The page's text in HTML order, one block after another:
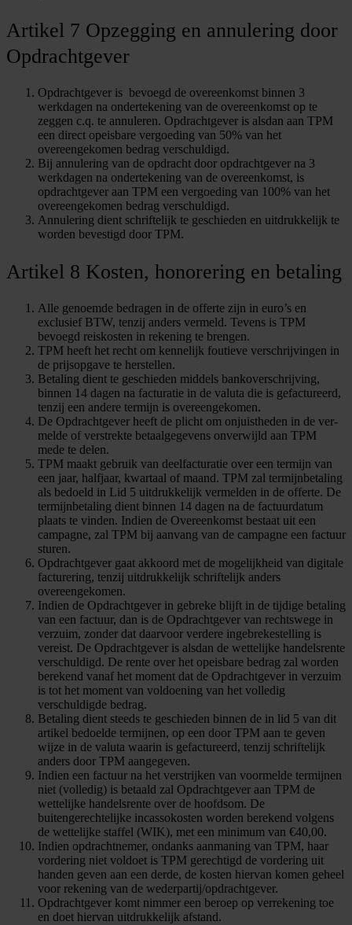
Artikel 7 Opzegging en annulering door
Opdrachtgever
Opdrachtgever is bevoegd de overeenkomst binnen 3
werkdagen na ondertekening van de overeenkomst op te
zeggen c.q. te annuleren. Opdrachtgever is alsdan aan TPM
een direct opeisbare vergoeding van 50% van het
overeengekomen bedrag verschuldigd.
Bij annulering van de opdracht door opdrachtgever na 3
werkdagen na ondertekening van de overeenkomst, is
opdrachtgever aan TPM een vergoeding van 100% van het
overeengekomen bedrag verschuldigd.
Annulering dient schriftelijk te geschieden en uitdrukkelijk te
worden bevestigd door TPM.
Artikel 8 Kosten, honorering en betaling
Alle genoemde bedragen in de offerte zijn in euro’s en
exclusief BTW, tenzij anders vermeld. Tevens is TPM
bevoegd reiskosten in rekening te brengen.
TPM heeft het recht om kennelijk foutieve verschrijvingen in
de prijsopgave te herstellen.
Betaling dient te geschieden middels bankoverschrijving,
binnen 14 dagen na facturatie in de valuta die is gefactureerd,
tenzij een andere termijn is overeengekomen.
De Opdrachtgever heeft de plicht om onjuistheden in de ver-
melde of verstrekte betaalgegevens onverwijld aan TPM
mede te delen.
TPM maakt gebruik van deelfacturatie over een termijn van
een jaar, halfjaar, kwartaal of maand. TPM zal termijnbetaling
als bedoeld in Lid 5 uitdrukkelijk vermelden in de offerte. De
termijnbetaling dient binnen 14 dagen na de factuurdatum
plaats te vinden. Indien de Overeenkomst bestaat uit een
campagne, zal TPM bij aanvang van de campagne een factuur
sturen.
Opdrachtgever gaat akkoord met de mogelijkheid van digitale
facturering, tenzij uitdrukkelijk schriftelijk anders
overeengekomen.
Indien de Opdrachtgever in gebreke blijft in de tijdige betaling
van een factuur, dan is de Opdrachtgever van rechtswege in
verzuim, zonder dat daarvoor verdere ingebrekestelling is
vereist. De Opdrachtgever is alsdan de wettelijke handelsrente
verschuldigd. De rente over het opeisbare bedrag zal worden
berekend vanaf het moment dat de Opdrachtgever in verzuim
is tot het moment van voldoening van het volledig
verschuldigde bedrag.
Betaling dient steeds te geschieden binnen de in lid 5 van dit
artikel bedoelde termijnen, op een door TPM aan te geven
wijze in de valuta waarin is gefactureerd, tenzij schriftelijk
anders door TPM aangegeven.
Indien een factuur na het verstrijken van voormelde termijnen
niet (volledig) is betaald zal Opdrachtgever aan TPM de
wettelijke handelsrente over de hoofdsom. De
buitengerechtelijke incassokosten worden berekend volgens
de wettelijke staffel (WIK), met een minimum van €40,00.
Indien opdrachtnemer, ondanks aanmaning van TPM, haar
vordering niet voldoet is TPM gerechtigd de vordering uit
handen geven aan een derde, de kosten hiervan komen geheel
voor rekening van de wederpartij/opdrachtgever.
Opdrachtgever komt nimmer een beroep op verrekening toe
en doet hiervan uitdrukkelijk afstand.